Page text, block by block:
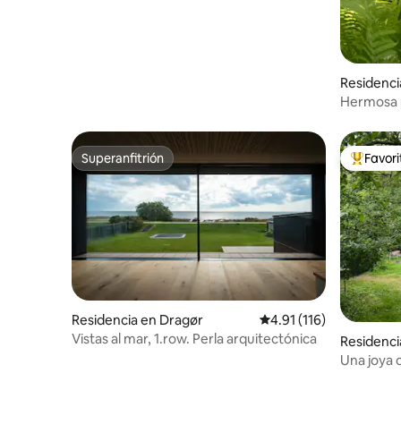
Hermosa
Superanfitrión
Superanfitrión
Residencia en Dragør Calificación promedio:
4.91 (116)
Vistas al mar, 1.row. Perla arquitectónica
De los
Una joya